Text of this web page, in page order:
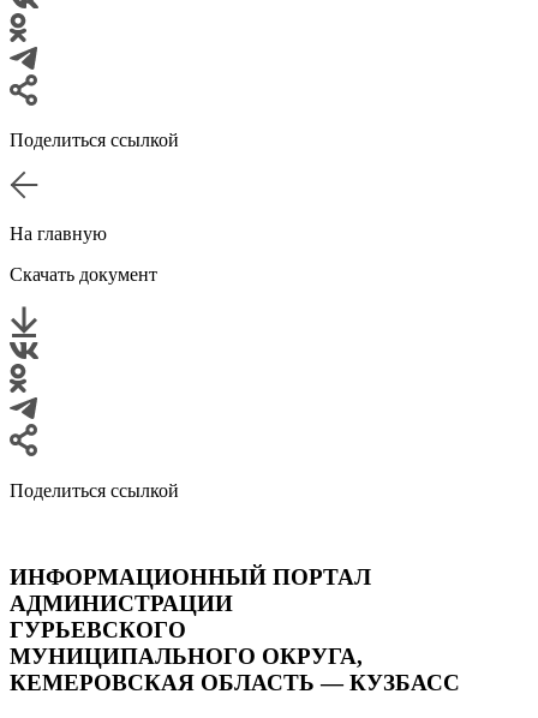
Поделиться ссылкой
На главную
Скачать документ
Поделиться ссылкой
ИНФОРМАЦИОННЫЙ ПОРТАЛ
АДМИНИСТРАЦИИ
ГУРЬЕВСКОГО
МУНИЦИПАЛЬНОГО ОКРУГА,
КЕМЕРОВСКАЯ ОБЛАСТЬ — КУЗБАСС